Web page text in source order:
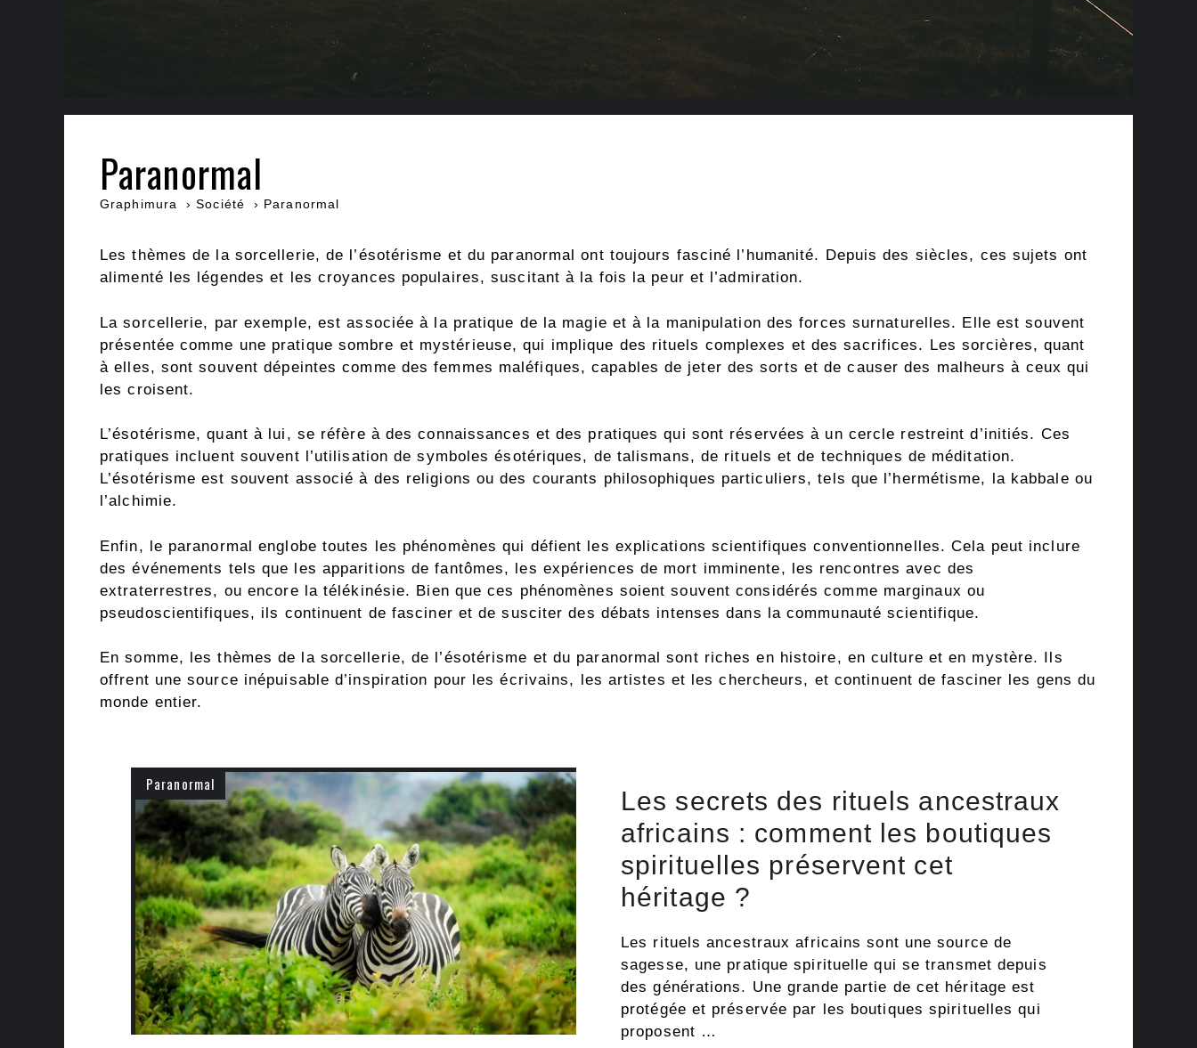
Paranormal
Graphimura Société Paranormal
Les thèmes de la sorcellerie, de l’ésotérisme et du paranormal ont toujours fasciné l’humanité. Depuis des siècles, ces sujets ont
alimenté les légendes et les croyances populaires, suscitant à la fois la peur et l’admiration.
La sorcellerie, par exemple, est associée à la pratique de la magie et à la manipulation des forces surnaturelles. Elle est souvent
présentée comme une pratique sombre et mystérieuse, qui implique des rituels complexes et des sacrifices. Les sorcières, quant
à elles, sont souvent dépeintes comme des femmes maléfiques, capables de jeter des sorts et de causer des malheurs à ceux qui
les croisent.
L’ésotérisme, quant à lui, se réfère à des connaissances et des pratiques qui sont réservées à un cercle restreint d’initiés. Ces
pratiques incluent souvent l’utilisation de symboles ésotériques, de talismans, de rituels et de techniques de méditation.
L’ésotérisme est souvent associé à des religions ou des courants philosophiques particuliers, tels que l’hermétisme, la kabbale ou
l’alchimie.
Enfin, le paranormal englobe toutes les phénomènes qui défient les explications scientifiques conventionnelles. Cela peut inclure
des événements tels que les apparitions de fantômes, les expériences de mort imminente, les rencontres avec des
extraterrestres, ou encore la télékinésie. Bien que ces phénomènes soient souvent considérés comme marginaux ou
pseudoscientifiques, ils continuent de fasciner et de susciter des débats intenses dans la communauté scientifique.
En somme, les thèmes de la sorcellerie, de l’ésotérisme et du paranormal sont riches en histoire, en culture et en mystère. Ils
offrent une source inépuisable d’inspiration pour les écrivains, les artistes et les chercheurs, et continuent de fasciner les gens du
monde entier.
Paranormal
Les secrets des rituels ancestraux
africains : comment les boutiques
spirituelles préservent cet
héritage ?
Les rituels ancestraux africains sont une source de
sagesse, une pratique spirituelle qui se transmet depuis
des générations. Une grande partie de cet héritage est
protégée et préservée par les boutiques spirituelles qui
proposent …